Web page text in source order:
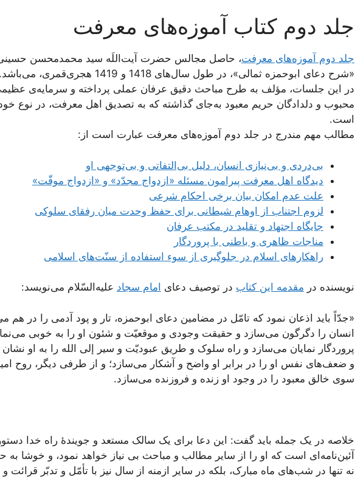
جلد دوم کتاب آموزه‌های معرفت
جلد دوم آموزه‌های معرفت، حاصل مجالس حضرت آیت‌اللَه سید محمدمحسن حسینی
«شرح دعای ابوحمزه ثمالی»، در طول سال‌های 1418 و 1419 هجری‌قمری، می‌باشد.
در این جلسات، مؤلف به طرح مباحث دقیق عرفان عملی پرداخته و سرمایه‌ی
محبوب و دلدادگان حریم معبود به‌جای گذاشته که به تصدیق اهل معرفت، در نوع
است.
مطالب مهم مندرج در جلد دوم آموزه‌های معرفت عبارت است از:
بی‌دردی و بی‌‌نیازی انسان، دلیل بی‌التفاتی و بی‌توجهی او
دیدگاه اهل معرفت پیرامون مسئله «ازدواج مجدّد» و «ازدواج موقّت»
علت عدم امکان بیان برخی احکام شرعی
لزوم اجتناب از اوهام شیطانی برای حفظ وحدت میان رفقای سلوکی
جایگاه اجتهاد و تقلید در مکتب عرفان
مناجات ظاهری و باطنی با پروردگار
راهکارهای اسلام در جلوگیری از سوء استفاده از سنّت‌های اسلامی
نویسنده در مقدمه این کتاب در توصیف دعای امام سجاد علیه‌السّلام می‌نویسد:
«جدّاً باید اذعان نمود که تامّل در مضامین دعای ابوحمزه، تار و پود آدمی را در
انسان را دگرگون می‌سازد و حقیقت وجودی و موقعیّت و شئون او را به خوبی
پروردگار نمایان می‌سازد و راه سلوک و طریق عبودیّت و سیر إلی الله را به او
و ضعف‌های نفس او را در برابر او واضح و آشکار می‌سازد؛ و از طرفی دیگر، روح
سوی خالق معبود را در وجود او زنده و فروزنده می‌سازد.
خلاصه در یک جمله باید گفت: این دعا برای یک سالک مستعد و جویندۀ راه خدا
آئین‌نامه‌ای است که او را از سایر مطالب و مباحث بی نیاز خواهد نمود، و خوشا به
نه تنها در شب‌های ماه مبارک، بلکه در سایر ازمنه از سال نیز با تأمّل و تدبّر قرائت